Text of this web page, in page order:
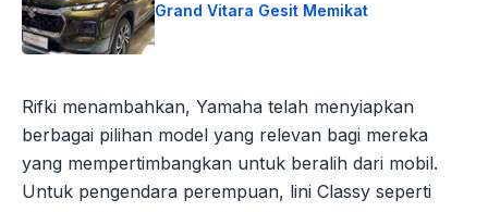
Grand Vitara Gesit Memikat
Rifki menambahkan, Yamaha telah menyiapkan
berbagai pilihan model yang relevan bagi mereka
yang mempertimbangkan untuk beralih dari mobil.
Untuk pengendara perempuan, lini Classy seperti